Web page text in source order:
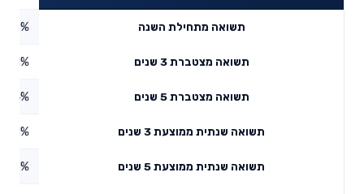
תשואה מתחילת השנה 5.9%
תשואה מצטברת 3 שנים
תשואה מצטברת 5 שנים
תשואה שנתית ממוצעת 3 שנים
תשואה שנתית ממוצעת 5 שנים 9.15%